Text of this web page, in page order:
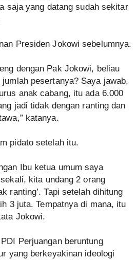
saja yang datang sudah sekitar
Presiden Jokowi sebelumnya.
dengan Pak Jokowi, beliau
pesertanya? Saya jawab,
anak cabang, itu ada 6.000
jadi tidak dengan ranting dan
katanya.
pidato setelah itu.
Ibu ketua umum saya
kita undang 2 orang
ranting’. Tapi setelah dihitung
3 juta. Tempatnya di mana, itu
Jokowi.
Perjuangan beruntung
yang berkeyakinan ideologi